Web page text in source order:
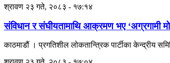
श्रावण २३ गते, २०८३ - १७:१४
संविधान र संघीयतामाथि आक्रमण भए ‘अग्रगामी
काठमाडौं । प्रगतिशील लोकतान्त्रिक पार्टीका केन्द्रीय